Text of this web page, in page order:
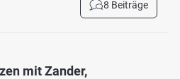
8 Beiträge
mit Zander,